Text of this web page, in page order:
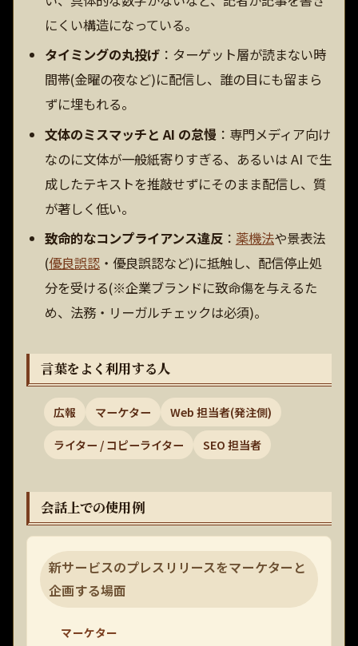
にくい構造になっている。
タイミングの丸投げ：ターゲット層が読まない時
間帯(金曜の夜など)に配信し、誰の目にも留まら
ずに埋もれる。
文体のミスマッチと AI の怠慢 ：専門メディア向け
なのに文体が一般紙寄りすぎる、あるいは AI で生
成したテキストを推敲せずにそのまま配信し、質
が著しく低い。
致命的なコンプライアンス違反： 薬機法や景表法
(優良誤認・優良誤認など)に抵触し、配信停止処
分を受ける(※企業ブランドに致命傷を与えるた
め、法務・リーガルチェックは必須)。
言葉をよく利用する人
広報 マーケター Web 担当者(発注側)
ライター / コピーライター SEO 担当者
会話上での使用例
新サービスのプレスリリースをマーケターと
企画する場面
マーケター